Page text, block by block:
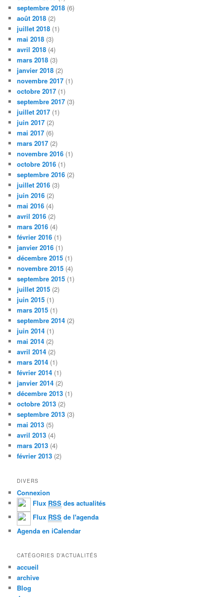
septembre 2018 (6)
août 2018 (2)
juillet 2018 (1)
mai 2018 (3)
avril 2018 (4)
mars 2018 (3)
janvier 2018 (2)
novembre 2017 (1)
octobre 2017 (1)
septembre 2017 (3)
juillet 2017 (1)
juin 2017 (2)
mai 2017 (6)
mars 2017 (2)
novembre 2016 (1)
octobre 2016 (1)
septembre 2016 (2)
juillet 2016 (3)
juin 2016 (2)
mai 2016 (4)
avril 2016 (2)
mars 2016 (4)
février 2016 (1)
janvier 2016 (1)
décembre 2015 (1)
novembre 2015 (4)
septembre 2015 (1)
juillet 2015 (2)
juin 2015 (1)
mars 2015 (1)
septembre 2014 (2)
juin 2014 (1)
mai 2014 (2)
avril 2014 (2)
mars 2014 (1)
février 2014 (1)
janvier 2014 (2)
décembre 2013 (1)
octobre 2013 (2)
septembre 2013 (3)
mai 2013 (5)
avril 2013 (4)
mars 2013 (4)
février 2013 (2)
DIVERS
Connexion
Flux RSS des actualités
Flux RSS de l'agenda
Agenda en iCalendar
CATÉGORIES D’ACTUALITÉS
accueil
archive
Blog